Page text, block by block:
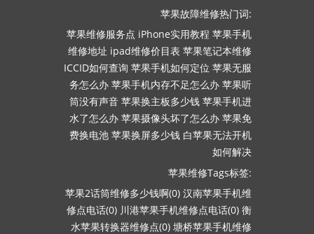
苹果故障维修热门词:
苹果维修服务点 iPhone实用教程 苹果手机
维修地址 ipad维修价目表 苹果笔记本维修
ICCID如何查询 苹果手机如何定位 苹果无服
务怎么办 苹果手机内存不足怎么办 苹果听
筒没有声音 苹果换主板多少钱 苹果手机进
水了怎么办 苹果摄像头坏了怎么办 苹果免
费换电池 苹果换屏多少钱 白苹果无法开机
如何解决
苹果维修Tags标签:
苹果2话筒维修多少钱啊(0) 汉南苹果手机维
修点电话(0) 川港苹果手机维修点电话(0) 衡
水苹果转换器维修点(0) 塘桥苹果手机维修